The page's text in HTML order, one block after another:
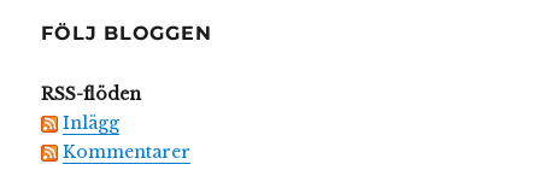
FÖLJ BLOGGEN
RSS-flöden
Inlägg
Kommentarer